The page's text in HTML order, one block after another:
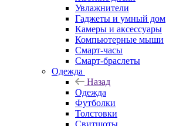
Увлажнители
Гаджеты и умный дом
Камеры и аксессуары
Компьютерные мыши
Смарт-часы
Смарт-браслеты
Одежда
Назад
Одежда
Футболки
Толстовки
Свитшоты